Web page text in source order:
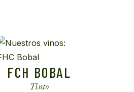
FCH BOBAL
Tinto